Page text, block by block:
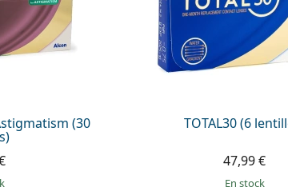
(30 TOTAL30 (6
47,99 €
en stock